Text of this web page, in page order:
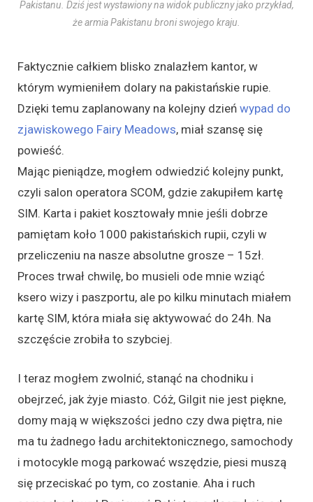
Pakistanu. Dziś jest wystawiony na widok publiczny jako przykład,
że armia Pakistanu broni swojego kraju.
Faktycznie całkiem blisko znalazłem kantor, w
którym wymieniłem dolary na pakistańskie rupie.
Dzięki temu zaplanowany na kolejny dzień wypad do
zjawiskowego Fairy Meadows, miał szansę się
powieść.
Mając pieniądze, mogłem odwiedzić kolejny punkt,
czyli salon operatora SCOM, gdzie zakupiłem kartę
SIM. Karta i pakiet kosztowały mnie jeśli dobrze
pamiętam koło 1000 pakistańskich rupii, czyli w
przeliczeniu na nasze absolutne grosze – 15zł.
Proces trwał chwilę, bo musieli ode mnie wziąć
ksero wizy i paszportu, ale po kilku minutach miałem
kartę SIM, która miała się aktywować do 24h. Na
szczęście zrobiła to szybciej.
I teraz mogłem zwolnić, stanąć na chodniku i
obejrzeć, jak żyje miasto. Cóż, Gilgit nie jest piękne,
domy mają w większości jedno czy dwa piętra, nie
ma tu żadnego ładu architektonicznego, samochody
i motocykle mogą parkować wszędzie, piesi muszą
się przeciskać po tym, co zostanie. Aha i ruch